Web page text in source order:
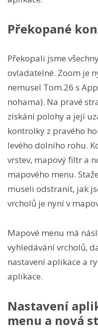
Překopané
Překopali jsme
ovladatelné. Zoom je
nemusel Tom.26 s
nohama). Na pravé
získání polohy a její
kontrolky z pravého
levého dolního rohu.
vrstev, mapový filtr a
mapového menu.
museli odstranit, jak
vrcholů je nyní v
Mapové menu má
vyhledávání vrcholů,
nastavení aplikace a
aplikace.
Nastavení
menu a nová